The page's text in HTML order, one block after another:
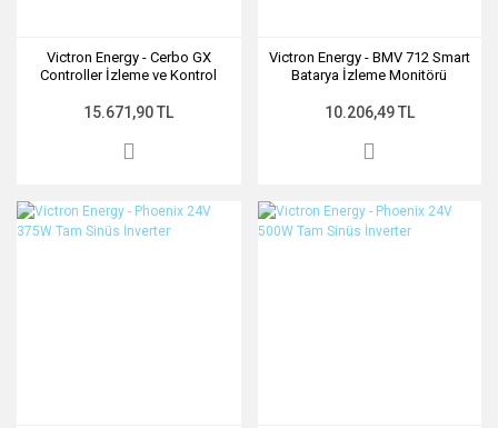
Victron Energy - Cerbo GX
Controller İzleme ve Kontrol
15.671,90 TL
Victron Energy - BMV 712 Smart
Batarya İzleme Monitörü
10.206,49 TL